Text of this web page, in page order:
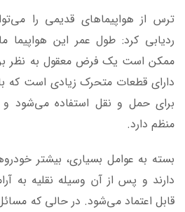
ترس از هواپیماهای قدیمی را
ردیابی کرد: طول عمر این هواپیما
ممکن است یک فرض معقول به نظر
دارای قطعات متحرک زیادی است که
برای حمل و نقل استفاده می‌شود
منظم دارد.
دارند و پس از آن وسیله نقلیه به
قابل اعتماد می‌شود. در حالی که